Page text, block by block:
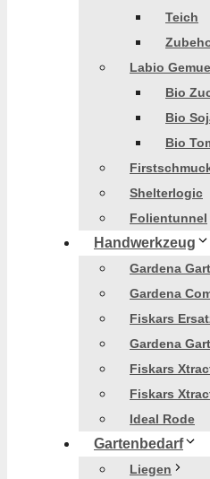
Teich
Labio
Bio
Bio
Bio
Shelterlogic
Folientunnel
Handwerkzeug
Gardena
Gardena
Fiskars
Gardena
Fiskars
Fiskars
Ideal Rode
Gartenbedarf
Liegen